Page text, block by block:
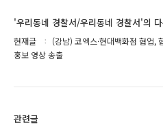
'우리동네 경찰서/우리동네 경찰서'의
현재글
(강남) 코엑스·현대백화점 협업,
홍보 영상 송출
관련글